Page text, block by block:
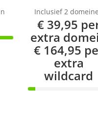
Inclusief 2
€ 39,95
extra
€ 164,95
extra
wildcard
9%